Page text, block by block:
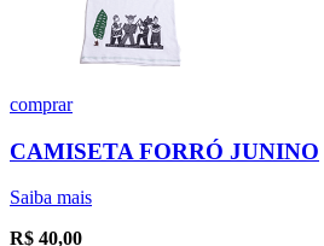
comprar
CAMISETA FORRÓ JUNINO
Saiba mais
R$ 40,00